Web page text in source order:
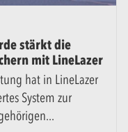
stärkt die
mit LineLazer
hat in LineLazer
System zur